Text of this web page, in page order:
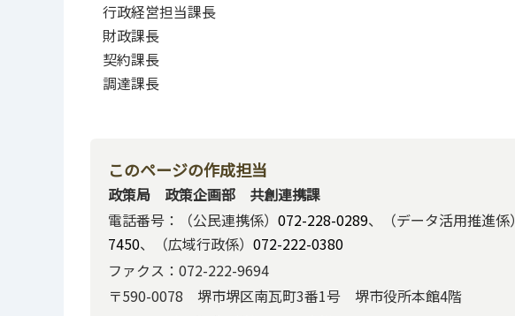
行政経営担当課長
財政課長
契約課長
調達課長
このページの作成担当
政策局 政策企画部 共創連携課
電話番号：（公民連携係） 072-228-0289、（データ活用推進係）
7450、（広域行政係） 072-222-0380
ファクス：072-222-9694
〒590-0078 堺市堺区南瓦町3番1号 堺市役所本館4階